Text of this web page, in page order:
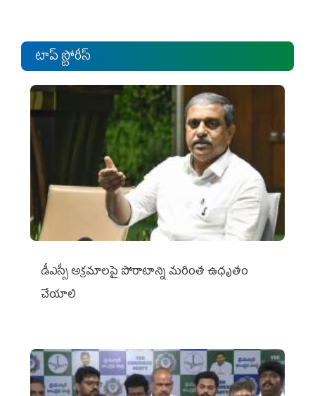
టాప్ స్టోరీస్
డీఎస్సీ అక్రమాలపై పోరాటాన్ని మరింత ఉధృతం
చేయాలి